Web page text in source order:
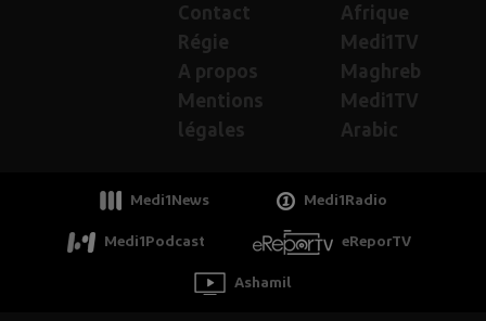
Afrique
Medi1TV
Maghreb
Medi1TV
Arabic
Contact
Régie
A propos
Mentions
légales
Medi1News Medi1Radio
Medi1Podcast eReporTV
Ashamil